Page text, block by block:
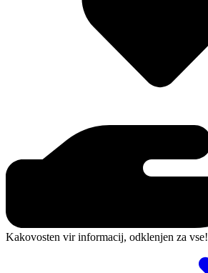
Kakovosten vir informacij, odklenjen za vse!